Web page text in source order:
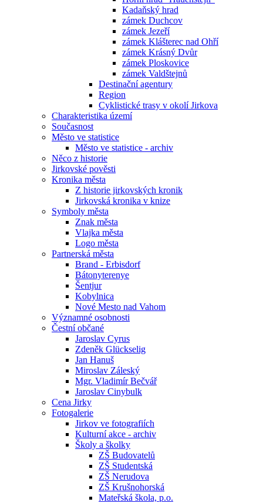
Kadaňský hrad
zámek Duchcov
zámek Jezeří
zámek Klášterec nad Ohří
zámek Krásný Dvůr
zámek Ploskovice
zámek Valdštejnů
Destinační agentury
Region
Cyklistické trasy v okolí Jirkova
Charakteristika území
Současnost
Město ve statistice
Město ve statistice - archiv
Něco z historie
Jirkovské pověsti
Kronika města
Z historie jirkovských kronik
Jirkovská kronika v knize
Symboly města
Znak města
Vlajka města
Logo města
Partnerská města
Brand - Erbisdorf
Bátonyterenye
Šentjur
Kobylnica
Nové Mesto nad Vahom
Významné osobnosti
Čestní občané
Jaroslav Cyrus
Zdeněk Glückselig
Jan Hanuš
Miroslav Záleský
Mgr. Vladimír Bečvář
Jaroslav Cinybulk
Cena Jirky
Fotogalerie
Jirkov ve fotografiích
Kulturní akce - archiv
Školy a školky
ZŠ Budovatelů
ZŠ Studentská
ZŠ Nerudova
ZŠ Krušnohorská
Mateřská škola, p.o.